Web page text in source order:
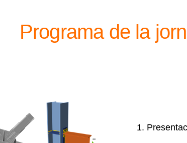
Programa de la